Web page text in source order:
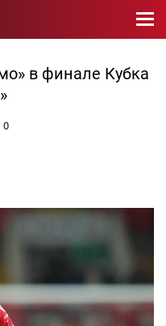
в финале Кубка
0